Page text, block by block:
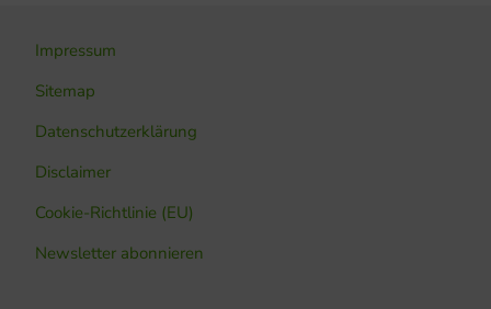
Impressum
Sitemap
Datenschutzerklärung
Disclaimer
Cookie-Richtlinie (EU)
Newsletter abonnieren